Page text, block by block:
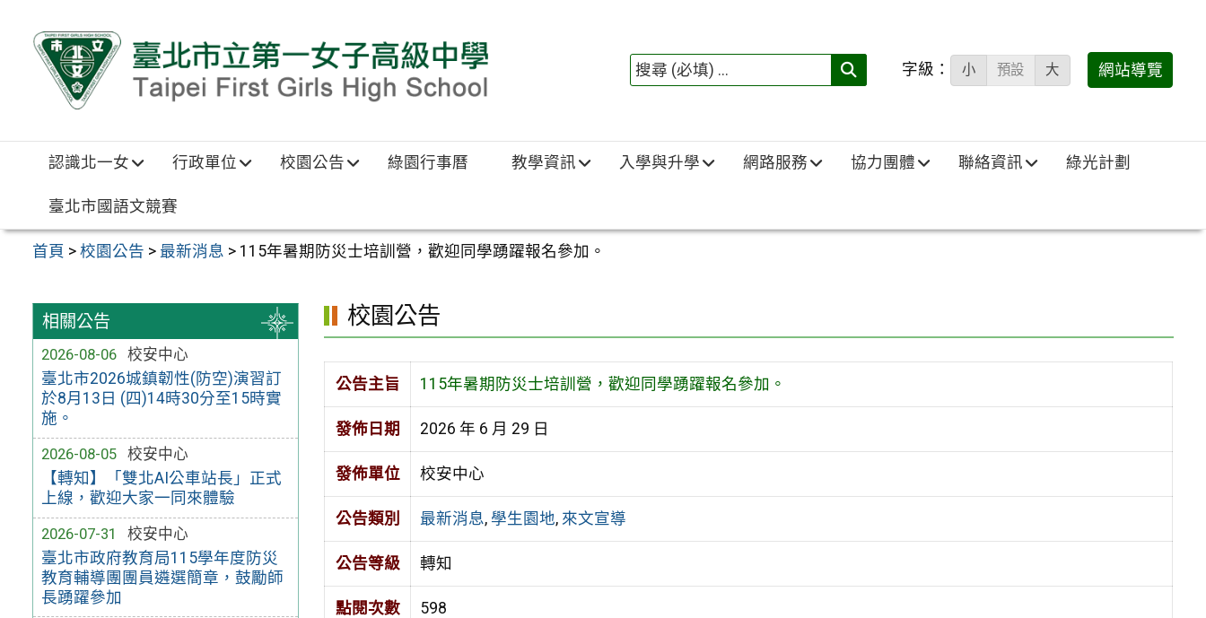
搜
填)：
字級： 小 預設 大 網站導覽
認識北一女 行政單位 校園公告 綠園行事曆 教學資訊 入學與升學 網路服務 協力團體 聯絡資訊 綠光計劃
臺北市國語文競賽
首頁 >校園公告 > 最新消息 > 115年暑期防災士培訓營，歡迎同學踴躍報名參加。
相關公告
2026-08-06
校安中心
臺北市2026城鎮韌性(防空)演習訂
於8月13日 (四)14時30分至15時實
施。
2026-08-05
校安中心
【轉知】「雙北AI公車站長」正式
上線，歡迎大家一同來體驗
2026-07-31
校安中心
臺北市政府教育局115學年度防災
教育輔導團團員遴選簡章，鼓勵師
長踴躍參加
校園公告
公告主旨 115年暑期防災士培訓營，歡迎同學踴躍報名參加。
發佈日期 2026 年 6 月 29 日
發佈單位 校安中心
公告類別 最新消息, 學生園地, 來文宣導
公告等級 轉知
點閱次數 598